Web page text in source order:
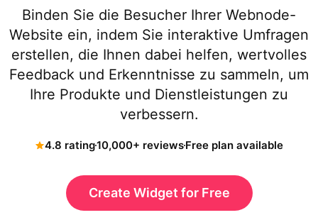
Binden Sie die Besucher Ihrer Webnode-
Website ein, indem Sie interaktive Umfragen
erstellen, die Ihnen dabei helfen, wertvolles
Feedback und Erkenntnisse zu sammeln, um
Ihre Produkte und Dienstleistungen zu
verbessern.
4.8 rating10,000+ reviewsFree plan available
Create Widget for Free